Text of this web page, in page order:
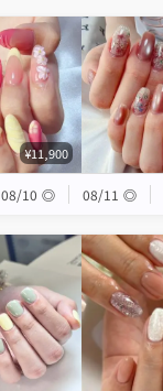
¥11,900
08/10 ◎ 08/11 ◎